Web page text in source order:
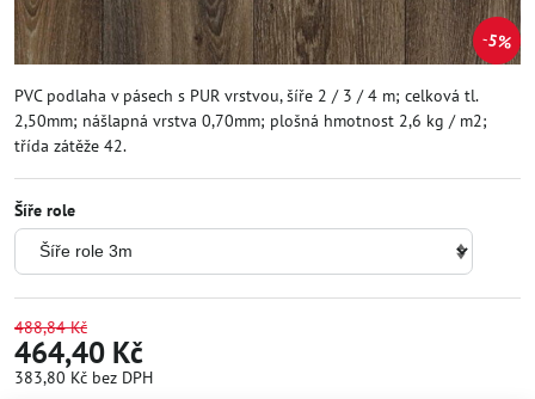
5%
PVC podlaha v pásech s PUR vrstvou, šíře 2 / 3 / 4 m; celková tl.
2,50mm; nášlapná vrstva 0,70mm; plošná hmotnost 2,6 kg / m2;
třída zátěže 42.
Šíře role
488,84 Kč
464,40 Kč
383,80 Kč bez DPH